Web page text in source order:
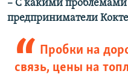
– С какими проблемами
предприниматели
Пробки на
связь, цены на